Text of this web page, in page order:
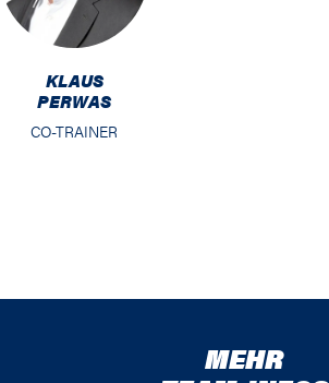
KLAUS
PERWAS
CO-TRAINER
MEHR